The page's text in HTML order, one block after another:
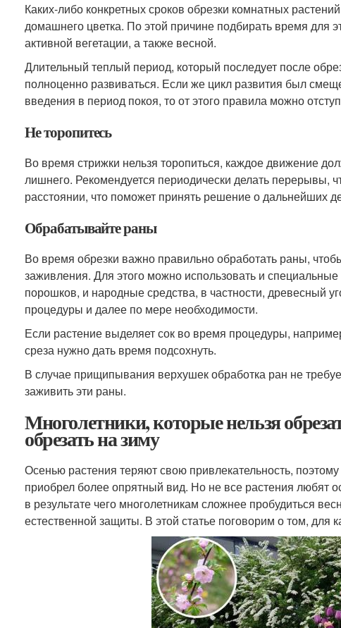
Каких-либо конкретных сроков обрезки комнатных
домашнего цветка. По этой причине подбирать время для
активной вегетации, а также весной.
Длительный теплый период, который последует после
полноценно развиваться. Если же цикл развития был
введения в период покоя, то от этого правила можно
Не торопитесь
Во время стрижки нельзя торопиться, каждое движение
лишнего. Рекомендуется периодически делать перерывы,
расстоянии, что поможет принять решение о дальнейших
Обрабатывайте раны
Во время обрезки важно правильно обработать раны,
заживления. Для этого можно использовать и
порошков, и народные средства, в частности, древесный
процедуры и далее по мере необходимости.
Если растение выделяет сок во время процедуры,
среза нужно дать время подсохнуть.
В случае прищипывания верхушек обработка ран не
заживить эти раны.
Многолетники, которые нельзя
обрезать на зиму
Осенью растения теряют свою привлекательность,
приобрел более опрятный вид. Но не все растения любят
в результате чего многолетникам сложнее пробудиться
естественной защиты. В этой статье поговорим о том, для